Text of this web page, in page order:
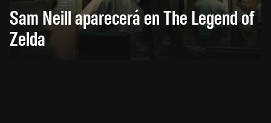
Sam Neill aparecerá en The Legend of
Zelda